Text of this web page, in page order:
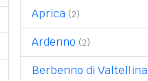
Aprica (2)
Ardenno (2)
Berbenno di Valtellina